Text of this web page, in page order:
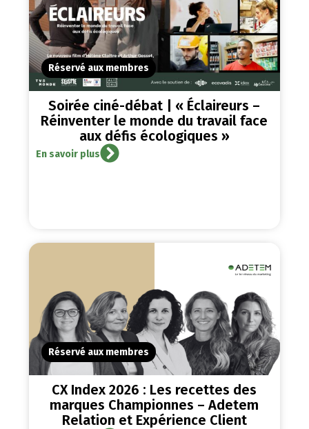
Réservé aux membres
Soirée ciné-débat | « Éclaireurs –
Réinventer le monde du travail face
aux défis écologiques »
En savoir plus
Réservé aux membres
CX Index 2026 : Les recettes des
marques Championnes – Adetem
Relation et Expérience Client